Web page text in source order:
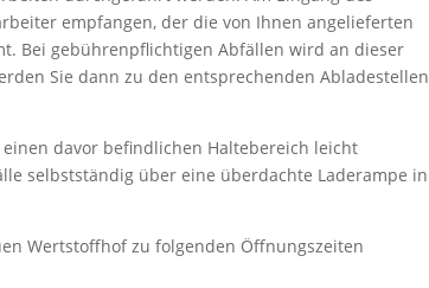
empfangen, der die von Ihnen angelieferten
Bei gebührenpflichtigen Abfällen wird an dieser
Sie dann zu den entsprechenden Abladestellen
davor befindlichen Haltebereich leicht
selbstständig über eine überdachte Laderampe in
Wertstoffhof zu folgenden Öffnungszeiten